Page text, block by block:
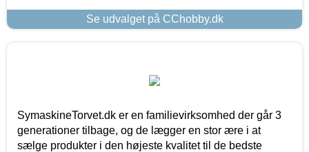
Se udvalget på CChobby.dk
SymaskineTorvet.dk er en familievirksomhed der går 3
generationer tilbage, og de lægger en stor ære i at
sælge produkter i den højeste kvalitet til de bedste